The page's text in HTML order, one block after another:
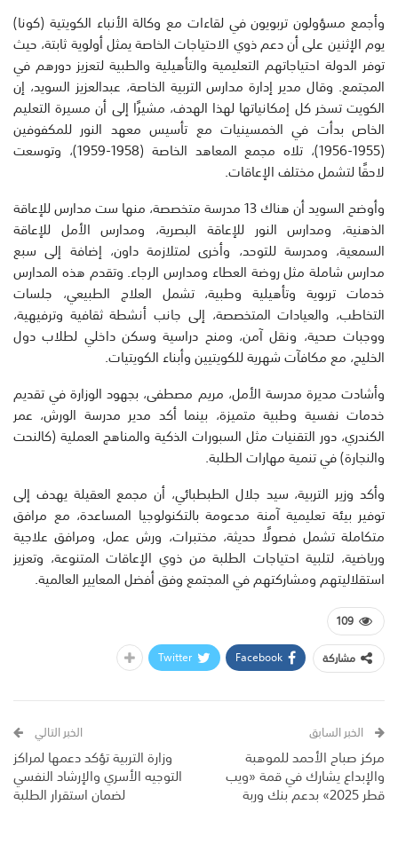
وأجمع مسؤولون تربويون في لقاءات مع وكالة الأنباء الكويتية (كونا)
يوم الإثنين على أن دعم ذوي الاحتياجات الخاصة يمثل أولوية ثابتة، حيث
توفر الدولة احتياجاتهم التعليمية والتأهيلية والطبية لتعزيز دورهم في
المجتمع. وقال مدير إدارة مدارس التربية الخاصة، عبدالعزيز السويد، إن
الكويت تسخر كل إمكانياتها لهذا الهدف، مشيرًا إلى أن مسيرة التعليم
الخاص بدأت في الخمسينيات مع تأسيس معهد النور للمكفوفين
(1955-1956)، تلاه مجمع المعاهد الخاصة (1958-1959)، وتوسعت
لاحقًا لتشمل مختلف الإعاقات.
وأوضح السويد أن هناك 13 مدرسة متخصصة، منها ست مدارس للإعاقة
الذهنية، ومدارس النور للإعاقة البصرية، ومدارس الأمل للإعاقة
السمعية، ومدرسة للتوحد، وأخرى لمتلازمة داون، إضافة إلى سبع
مدارس شاملة مثل روضة العطاء ومدارس الرجاء. وتقدم هذه المدارس
خدمات تربوية وتأهيلية وطبية، تشمل العلاج الطبيعي، جلسات
التخاطب، والعيادات المتخصصة، إلى جانب أنشطة ثقافية وترفيهية،
ووجبات صحية، ونقل آمن، ومنح دراسية وسكن داخلي لطلاب دول
الخليج، مع مكافآت شهرية للكويتيين وأبناء الكويتيات.
وأشادت مديرة مدرسة الأمل، مريم مصطفى، بجهود الوزارة في تقديم
خدمات نفسية وطبية متميزة، بينما أكد مدير مدرسة الورش، عمر
الكندري، دور التقنيات مثل السبورات الذكية والمناهج العملية (كالنحت
والنجارة) في تنمية مهارات الطلبة.
وأكد وزير التربية، سيد جلال الطبطبائي، أن مجمع العقيلة يهدف إلى
توفير بيئة تعليمية آمنة مدعومة بالتكنولوجيا المساعدة، مع مرافق
متكاملة تشمل فصولًا حديثة، مختبرات، ورش عمل، ومرافق علاجية
ورياضية، لتلبية احتياجات الطلبة من ذوي الإعاقات المتنوعة، وتعزيز
استقلاليتهم ومشاركتهم في المجتمع وفق أفضل المعايير العالمية.
109
مشاركة
Facebook
Twitter
الخبر السابق
مركز صباح الأحمد للموهبة
والإبداع يشارك في قمة «ويب
قطر 2025» بدعم بنك وربة
الخبر التالي
وزارة التربية تؤكد دعمها لمراكز
التوجيه الأسري والإرشاد النفسي
لضمان استقرار الطلبة